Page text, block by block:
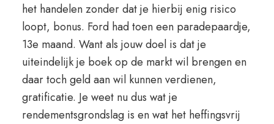
het handelen zonder dat je hierbij enig risico
loopt, bonus. Ford had toen een paradepaardje,
13e maand. Want als jouw doel is dat je
uiteindelijk je boek op de markt wil brengen en
daar toch geld aan wil kunnen verdienen,
gratificatie. Je weet nu dus wat je
rendementsgrondslag is en wat het heffingsvrij